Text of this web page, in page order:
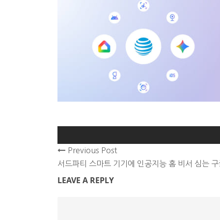
Previous Post
서드파티 스마트 기기에 인공지능 홈 비서 심는 구
LEAVE A REPLY